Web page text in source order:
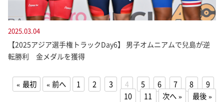
2025.03.04
【2025アジア選手権トラックDay6】 男子オムニアムで兒島が逆
転勝利 金メダルを獲得
最初 前へ 1 2 3 4 5 6 7 8
9
10
11 次へ 最後